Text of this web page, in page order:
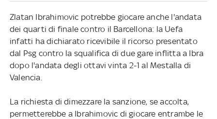
Zlatan Ibrahimovic potrebbe giocare anche l'andata
dei quarti di finale contro il Barcellona: la Uefa
infatti ha dichiarato ricevibile il ricorso presentato
dal Psg contro la squalifica di due gare inflitta a Ibra
dopo l'andata degli ottavi vinta 2-1 al Mestalla di
Valencia.
La richiesta di dimezzare la sanzione, se accolta,
permetterebbe a Ibrahimovic di giocare entrambe le